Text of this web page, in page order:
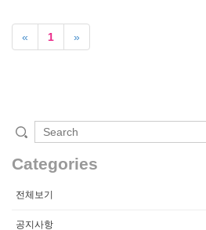
« 1 »
Categories
전체보기
공지사항